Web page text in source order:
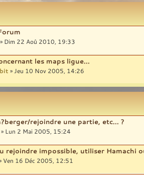
» Dim 22 Aoû 2010, 19:33
les maps ligue...
» Jeu 10 Nov 2005, 14:26
rejoindre une partie, etc... ?
» Lun 2 Mai 2005, 15:24
rejoindre impossible, utiliser Hamachi
Ven 16 Déc 2005, 12:51